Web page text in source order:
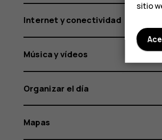
Internet y conectividad
Música y vídeos
Organizar el día
Mapas
sitio